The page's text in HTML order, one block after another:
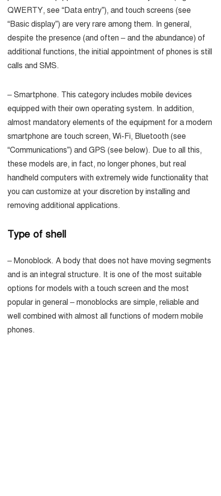
QWERTY, see “Data entry”), and touch screens (see
“Basic display”) are very rare among them. In general,
despite the presence (and often – and the abundance) of
additional functions, the initial appointment of phones is still
calls and SMS.
– Smartphone. This category includes mobile devices
equipped with their own operating system. In addition,
almost mandatory elements of the equipment for a modern
smartphone are touch screen, Wi-Fi, Bluetooth (see
“Communications”) and GPS (see below). Due to all this,
these models are, in fact, no longer phones, but real
handheld computers with extremely wide functionality that
you can customize at your discretion by installing and
removing additional applications.
Type of shell
– Monoblock. A body that does not have moving segments
and is an integral structure. It is one of the most suitable
options for models with a touch screen and the most
popular in general – monoblocks are simple, reliable and
well combined with almost all functions of modern mobile
phones.